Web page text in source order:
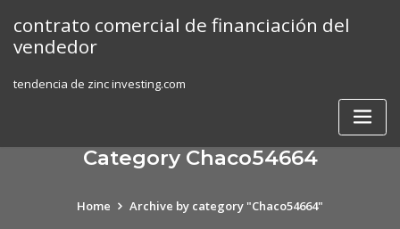
content
contrato comercial de financiación del
vendedor
tendencia de zinc investing.com
Category Chaco54664
Home Archive by category "Chaco54664"